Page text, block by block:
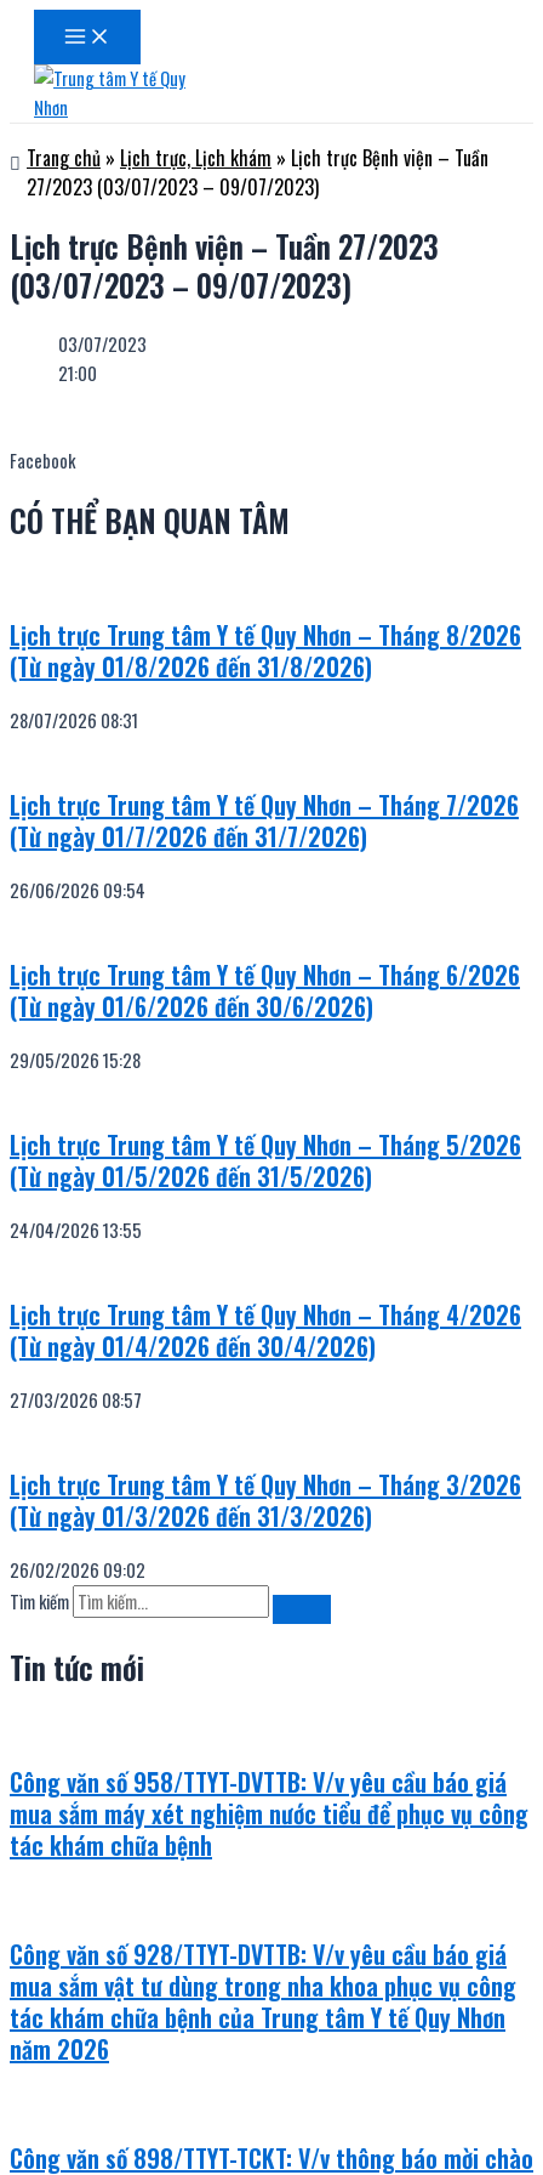
Nhảy
dung
Main
Menu
Trang chủ » Lịch trực, Lịch khám » Lịch trực Bệnh viện – Tuần
27/2023 (03/07/2023 – 09/07/2023)
Lịch trực Bệnh viện – Tuần 27/2023
(03/07/2023 – 09/07/2023)
03/07/2023
21:00
Facebook
CÓ THỂ BẠN QUAN TÂM
Lịch trực Trung tâm Y tế Quy Nhơn – Tháng 8/2026
(Từ ngày 01/8/2026 đến 31/8/2026)
28/07/2026 08:31
Lịch trực Trung tâm Y tế Quy Nhơn – Tháng 7/2026
(Từ ngày 01/7/2026 đến 31/7/2026)
26/06/2026 09:54
Lịch trực Trung tâm Y tế Quy Nhơn – Tháng 6/2026
(Từ ngày 01/6/2026 đến 30/6/2026)
29/05/202615:28
Lịch trực Trung tâm Y tế Quy Nhơn – Tháng 5/2026
(Từ ngày 01/5/2026 đến 31/5/2026)
24/04/202613:55
Lịch trực Trung tâm Y tế Quy Nhơn – Tháng 4/2026
(Từ ngày 01/4/2026 đến 30/4/2026)
27/03/2026 08:57
Lịch trực Trung tâm Y tế Quy Nhơn – Tháng 3/2026
(Từ ngày 01/3/2026 đến 31/3/2026)
26/02/2026 09:02
Tìm kiếm
Tin tức mới
Công văn số 958/TTYT-DVTTB: V/v yêu cầu báo giá
mua sắm máy xét nghiệm nước tiểu để phục vụ công
tác khám chữa bệnh
Công văn số 928/TTYT-DVTTB: V/v yêu cầu báo giá
mua sắm vật tư dùng trong nha khoa phục vụ công
tác khám chữa bệnh của Trung tâm Y tế Quy Nhơn
năm 2026
Công văn số 898/TTYT-TCKT: V/v thông báo mời chào